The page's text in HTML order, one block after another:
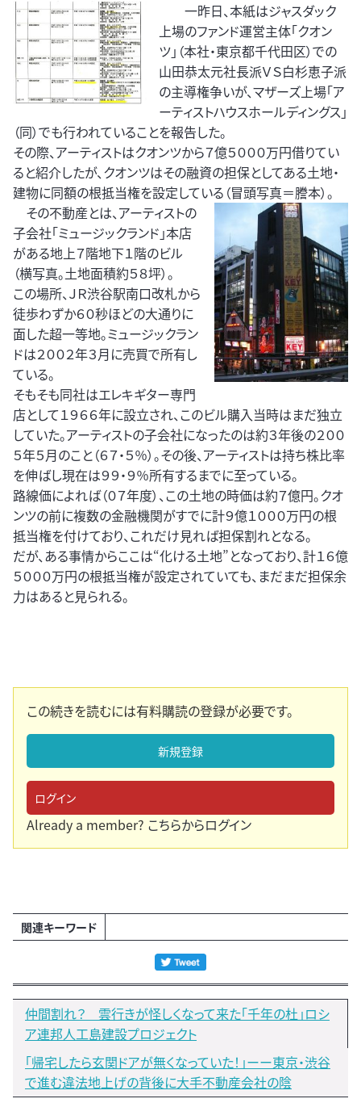
一昨日、本紙はジャスダック
上場のファンド運営主体「クオン
ツ」（本社・東京都千代田区）での
山田恭太元社長派ＶＳ白杉恵子派
の主導権争いが、マザーズ上場「ア
ーティストハウスホールディングス」
（同）でも行われていることを報告した。
その際、アーティストはクオンツから７億５０００万円借りてい
ると紹介したが、クオンツはその融資の担保としてある土地・
建物に同額の根抵当権を設定している（冒頭写真＝謄本）。
その不動産とは、アーティストの
子会社「ミュージックランド」本店
がある地上７階地下１階のビル
（横写真。土地面積約５８坪）。
この場所、ＪＲ渋谷駅南口改札から
徒歩わずか６０秒ほどの大通りに
面した超一等地。ミュージックラン
ドは２００２年３月に売買で所有し
ている。
そもそも同社はエレキギター専門
店として１９６６年に設立され、このビル購入当時はまだ独立
していた。アーティストの子会社になったのは約３年後の２００
５年５月のこと（６７・５％）。その後、アーティストは持ち株比率
を伸ばし現在は９９・９％所有するまでに至っている。
路線価によれば（０７年度）、この土地の時価は約７億円。クオ
ンツの前に複数の金融機関がすでに計９億１０００万円の根
抵当権を付けており、これだけ見れば担保割れとなる。
だが、ある事情からここは“化ける土地”となっており、計１６億
５０００万円の根抵当権が設定されていても、まだまだ担保余
力はあると見られる。
この続きを読むには有料購読の登録が必要です。
新規登録
ログイン
Already a member? こちらからログイン
関連キーワード
仲間割れ？ 雲行きが怪しくなって来た「千年の杜」ロシ
ア連邦人工島建設プロジェクト
「帰宅したら玄関ドアが無くなっていた！」ーー東京・渋谷
で進む違法地上げの背後に大手不動産会社の陰